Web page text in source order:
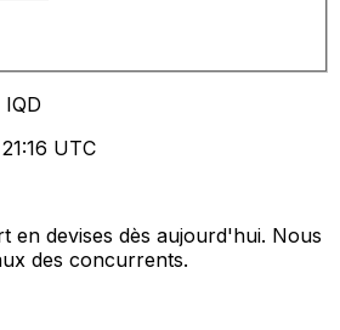
IQD
UTC
en devises dès aujourd'hui. Nous
des concurrents.